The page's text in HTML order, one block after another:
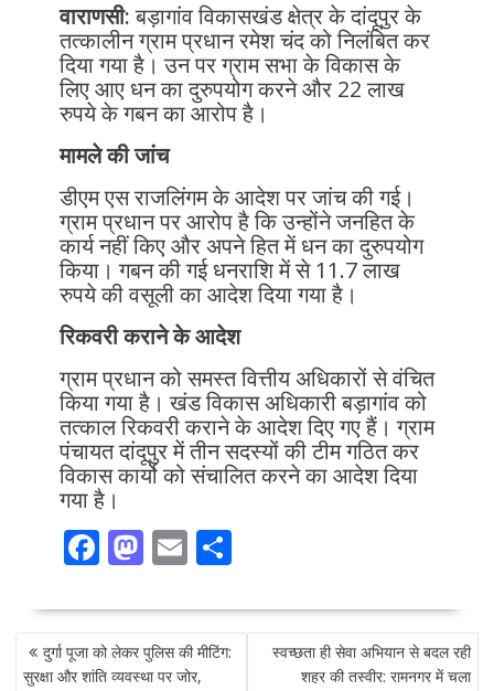
वाराणसी:बड़ागांव विकासखंड क्षेत्र के दांदूपुर के
तत्कालीन ग्राम प्रधान रमेश चंद को निलंबित कर
दिया गया है। उन पर ग्राम सभा के विकास के
लिए आए धन का दुरुपयोग करने और 22 लाख
रुपये के गबन का आरोप है।
मामले की जांच
डीएम एस राजलिंगम के आदेश पर जांच की गई।
ग्राम प्रधान पर आरोप है कि उन्होंने जनहित के
कार्य नहीं किए और अपने हित में धन का दुरुपयोग
किया। गबन की गई धनराशि में से 11.7 लाख
रुपये की वसूली का आदेश दिया गया है।
रिकवरी कराने के आदेश
ग्राम प्रधान को समस्त वित्तीय अधिकारों से वंचित
किया गया है। खंड विकास अधिकारी बड़ागांव को
तत्काल रिकवरी कराने के आदेश दिए गए हैं। ग्राम
पंचायत दांदूपुर में तीन सदस्यों की टीम गठित कर
विकास कार्यो को संचालित करने का आदेश दिया
गया है।
F
e
b
M
to
d
E
ai
l
S
ar
POST
NAVIGATION
दुर्गा पूजा को लेकर पुलिस की मीटिंग:
सुरक्षा और शांति व्यवस्था पर जोर,
स्वच्छता ही सेवा अभियान से बदल रही
शहर की तस्वीर: रामनगर में चला